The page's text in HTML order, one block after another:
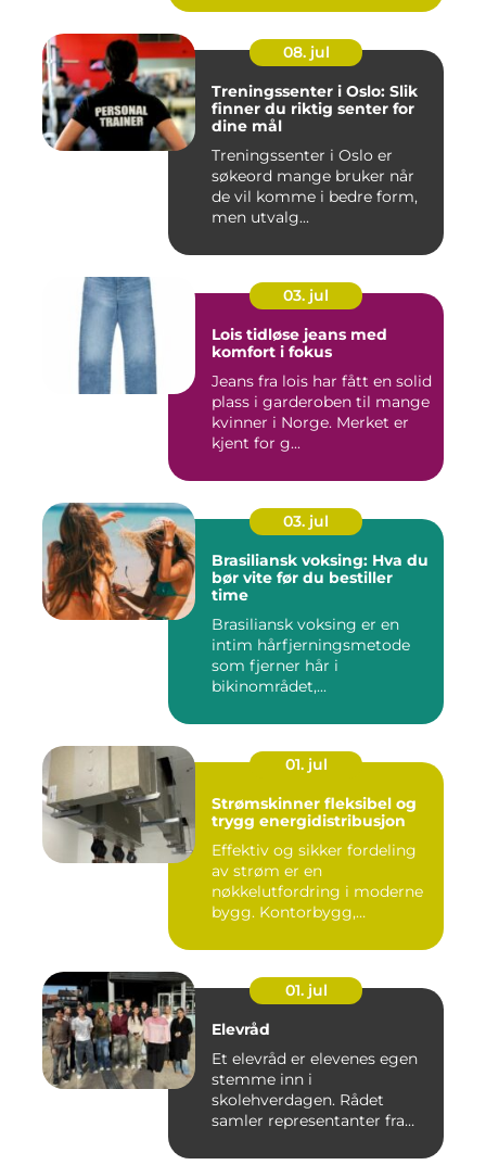
08. jul
Treningssenter i Oslo: Slik
finner du riktig senter for
dine mål
Treningssenter i Oslo er
søkeord mange bruker når
de vil komme i bedre form,
men utvalg...
03. jul
Lois tidløse jeans med
komfort i fokus
Jeans fra lois har fått en solid
plass i garderoben til mange
kvinner i Norge. Merket er
kjent for g...
03. jul
Brasiliansk voksing: Hva du
bør vite før du bestiller
time
Brasiliansk voksing er en
intim hårfjerningsmetode
som fjerner hår i
bikinområdet,...
01. jul
Strømskinner fleksibel og
trygg energidistribusjon
Effektiv og sikker fordeling
av strøm er en
nøkkelutfordring i moderne
bygg. Kontorbygg,
01. jul
Elevråd
Et elevråd er elevenes egen
stemme inn i
skolehverdagen. Rådet
samler representanter fra